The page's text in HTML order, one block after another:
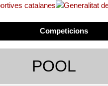
Competicions
POOL